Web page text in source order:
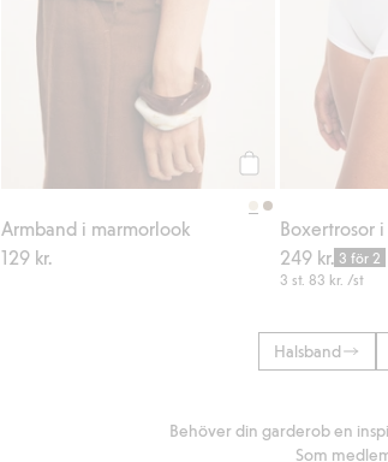
Armband i marmorlook
129 kr.
Boxertrosor
249 kr. 3 för 2
3 st.83 kr. /st
Halsband
Behöver din garderob en
Som